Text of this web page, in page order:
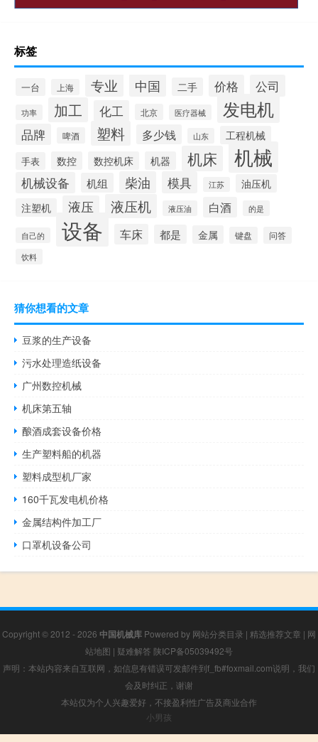
标签
一台 上海 专业 中国 二手 价格 公司
功率 加工 化工 北京 医疗器械 发电机
品牌 啤酒 塑料 多少钱 山东 工程机械
手表 数控 数控机床 机器 机床 机械
机械设备 机组 柴油 模具 江苏
油压机
注塑机
液压 液压机 液压油 白酒 的是
自己的 设备 车床 都是 金属 键盘 问答
饮料
猜你想看的文章
豆浆的生产设备
污水处理造纸设备
广州数控机械
机床第五轴
酿酒成套设备价格
生产塑料船的机器
塑料成型机厂家
160千瓦发电机价格
金属结构件加工厂
口罩机设备公司
Copyright © 2012 - 2026 中国机械库 Powered by 网站分类目录 | 精选推荐文章 | 网
站地图 | 疑难解答 陕ICP备05039492号
声明：本站内容来自互联网，如信息有错误可发邮件到f_fb#foxmail.com说明，我们
会及时纠正，谢谢
本站仅为个人兴趣爱好，不接盈利性广告及商业合作
小男孩